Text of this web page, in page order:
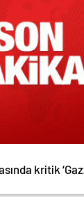
kritik